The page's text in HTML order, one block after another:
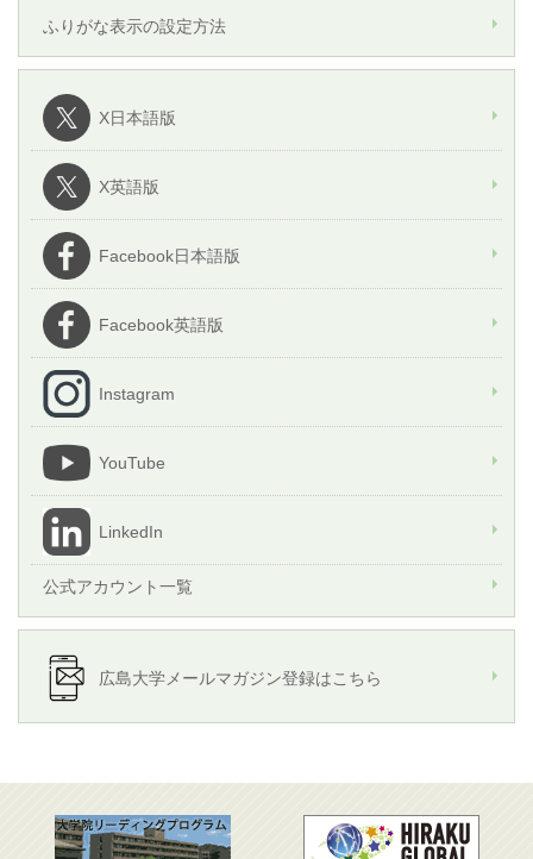
ふりがな表示の設定方法
X日本語版
X英語版
Facebook日本語版
Facebook英語版
Instagram
YouTube
LinkedIn
公式アカウント一覧
広島大学メールマガジン登録はこちら